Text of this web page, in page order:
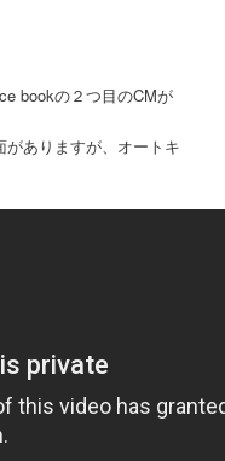
bookの２つ目のCMが
ありますが、オートキ